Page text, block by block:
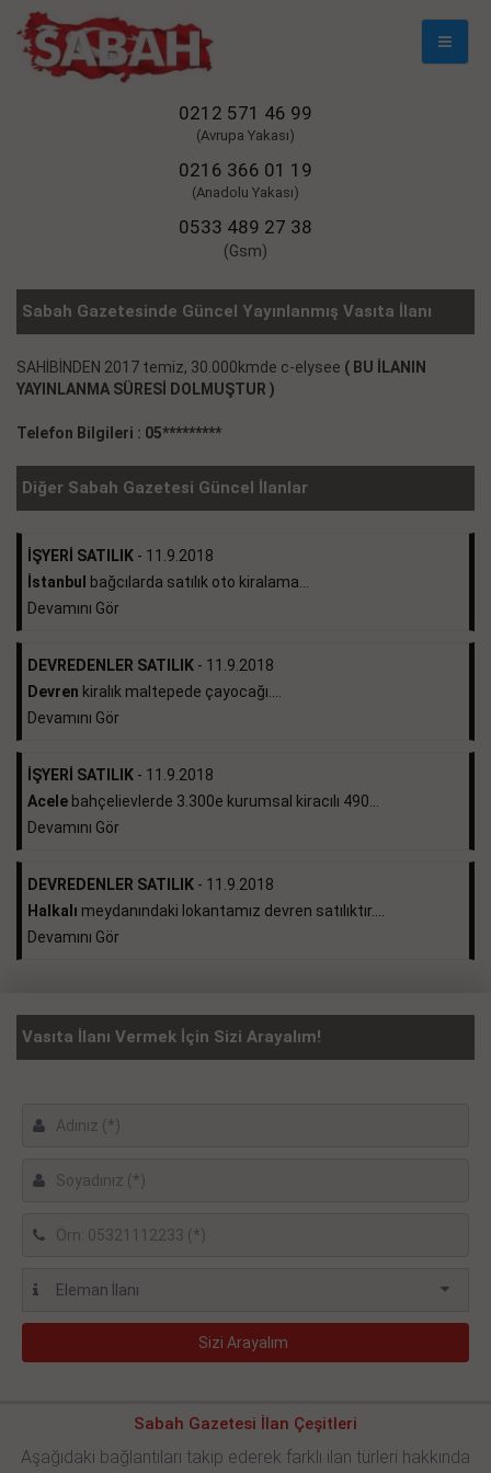
Mobil
0212 571 46 99
(Avrupa Yakası)
0216 366 01 19
(Anadolu Yakası)
0533 489 27 38
(Gsm)
Sabah Gazetesinde Güncel Yayınlanmış Vasıta İlanı
SAHİBİNDEN 2017 temiz, 30.000kmde c-elysee ( BU İLANIN
YAYINLANMA SÜRESİ DOLMUŞTUR )
Telefon Bilgileri : 05*********
Diğer Sabah Gazetesi Güncel İlanlar
İŞYERİ SATILIK - 11.9.2018
İstanbul
bağcılarda satılık oto kiralama...
Devamını Gör
DEVREDENLER SATILIK - 11.9.2018
Devren kiralık maltepede çayocağı....
Devamını Gör
İŞYERİ SATILIK - 11.9.2018
Acele bahçelievlerde 3.300e kurumsal kiracılı 490...
Devamını Gör
DEVREDENLER SATILIK - 11.9.2018
Halkalı meydanındaki lokantamız devren satılıktır....
Devamını Gör
Vasıta İlanı Vermek İçin Sizi Arayalım!
Sabah Gazetesi İlan Çeşitleri
Aşağıdaki bağlantıları takip ederek farklı ilan türleri hakkında